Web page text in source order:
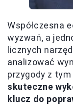
Współczesna
wyzwań, a
licznych
analizować
przygody z
skuteczne
klucz do